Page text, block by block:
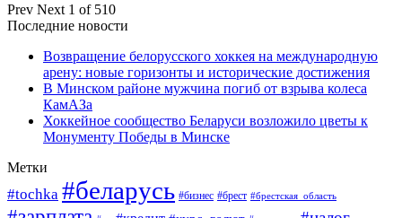
Prev Next 1 of 510
Последние новости
Возвращение белорусского хоккея на международную
арену: новые горизонты и исторические достижения
В Минском районе мужчина погиб от взрыва колеса
КамАЗа
Хоккейное сообщество Беларуси возложило цветы к
Монументу Победы в Минске
Метки
#tochka #беларусь #бизнес #брест #брестская_область